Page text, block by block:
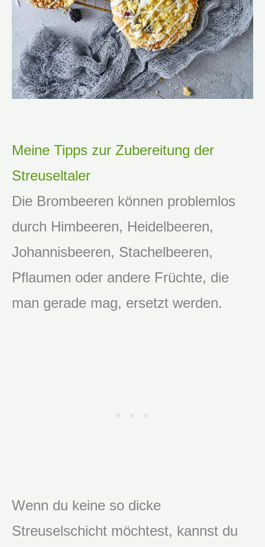
Meine Tipps zur Zubereitung der
Streuseltaler
Die Brombeeren können problemlos
durch Himbeeren, Heidelbeeren,
Johannisbeeren, Stachelbeeren,
Pflaumen oder andere Früchte, die
man gerade mag, ersetzt werden.
Wenn du keine so dicke
Streuselschicht möchtest, kannst du